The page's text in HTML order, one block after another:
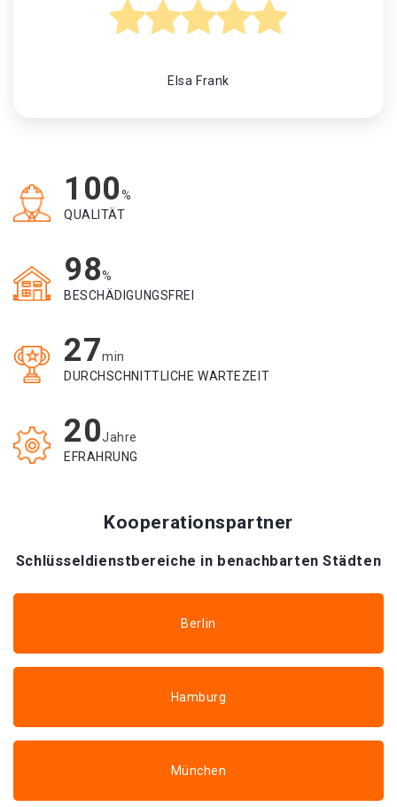
Elsa Frank
100%
QUALITÄT
98%
BESCHÄDIGUNGSFREI
27min
DURCHSCHNITTLICHE WARTEZEIT
20Jahre
EFRAHRUNG
Kooperationspartner
Schlüsseldienstbereiche in benachbarten Städten
Berlin
Hamburg
München